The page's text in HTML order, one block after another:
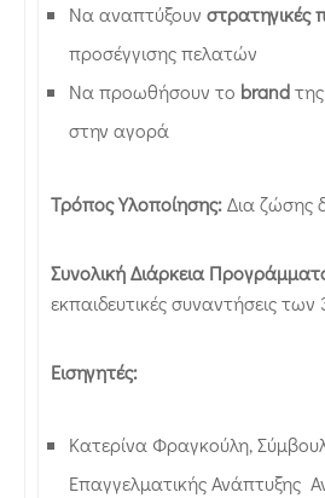
Να αναπτύξουν στρατηγικές
προσέγγισης πελατών
Να προωθήσουν το brand
στην αγορά
Τρόπος Υλοποίησης:Δια ζώσης
Συνολική Διάρκεια
εκπαιδευτικές συναντήσεις
Εισηγητές:
Κατερίνα Φραγκούλη,
Επαγγελματικής Ανάπτυξης